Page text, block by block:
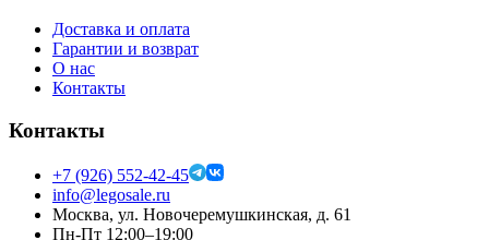
Доставка и оплата
Гарантии и возврат
О нас
Контакты
Контакты
+7 (926) 552-42-45
info@legosale.ru
Москва, ул. Новочеремушкинская, д. 61
Пн-Пт 12:00–19:00